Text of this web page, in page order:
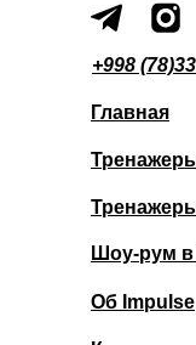
+998
Главная
Шоу-рум в
Об Impulse